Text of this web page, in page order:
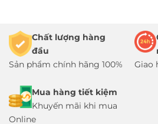
Chất lượng hàng
đầu
Sản phẩm chính hãng 100%
Giao
Mua hàng tiết kiệm
Khuyến mãi khi mua
Online